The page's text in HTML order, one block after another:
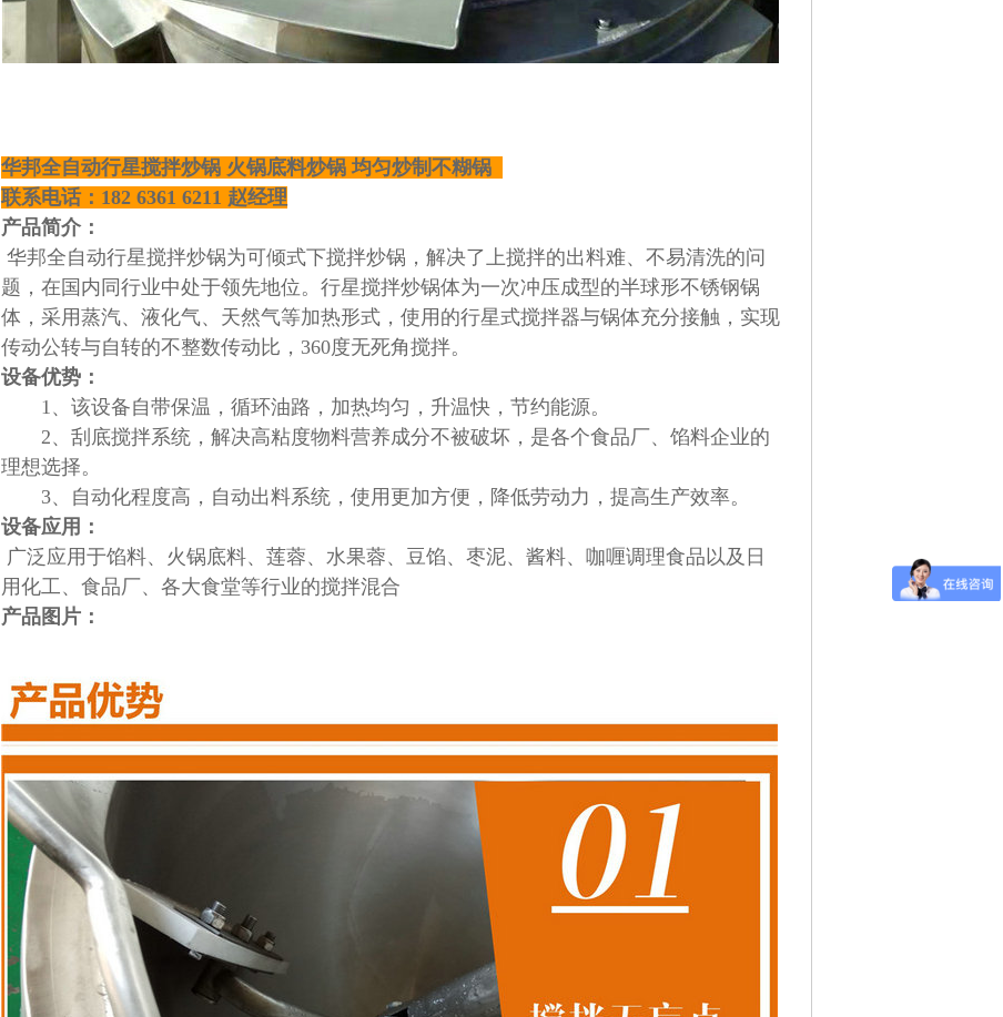
华邦全自动行星搅拌炒锅 火锅底料炒锅 均匀炒制不糊锅
联系电话：182 6361 6211 赵经理
产品简介：
华邦全自动行星搅拌炒锅为可倾式下搅拌炒锅，解决了上搅拌的出料难、不易清洗的问
题，在国内同行业中处于领先地位。 行星搅拌炒锅体为一次冲压成型的半球形不锈钢锅
体，采用蒸汽、液化气、天然气等加热形式，使用的行星式搅拌器与锅体充分接触，实现
传动公转与自转的不整数传动比，360度无死角搅拌。
设备优势：
1、该设备自带保温，循环油路，加热均匀，升温快，节约能源。
2、刮底搅拌系统，解决高粘度物料营养成分不被破坏，是各个食品厂、馅料企业的
理想选择。
3、自动化程度高，自动出料系统，使用更加方便，降低劳动力，提高生产效率。
设备应用：
广泛应用于馅料、火锅底料、莲蓉、水果蓉、豆馅、枣泥、酱料、咖喱调理食品以及日
用化工、食品厂、各大食堂等行业的搅拌混合
产品图片：